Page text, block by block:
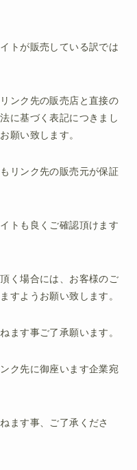
トが販売している訳では
ンク先の販売店と直接の
に基づく表記につきまし
願い致します。
リンク先の販売元が保証
トも良くご確認頂けます
く場合には、お客様のご
すようお願い致します。
ます事ご了承願います。
ク先に御座います企業宛
ます事、ご了承くださ